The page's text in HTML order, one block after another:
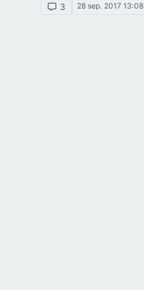
3 28 sep. 2017 13:08